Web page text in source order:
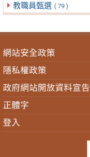
教職員甄選 ( 79 )
網站安全政策
隱私權政策
政府網站開放資料宣告
正體字
登入